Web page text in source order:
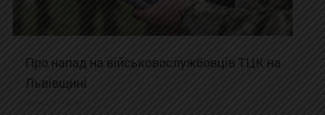
Про напад на військовослужбовців ТЦК на
Львівщині